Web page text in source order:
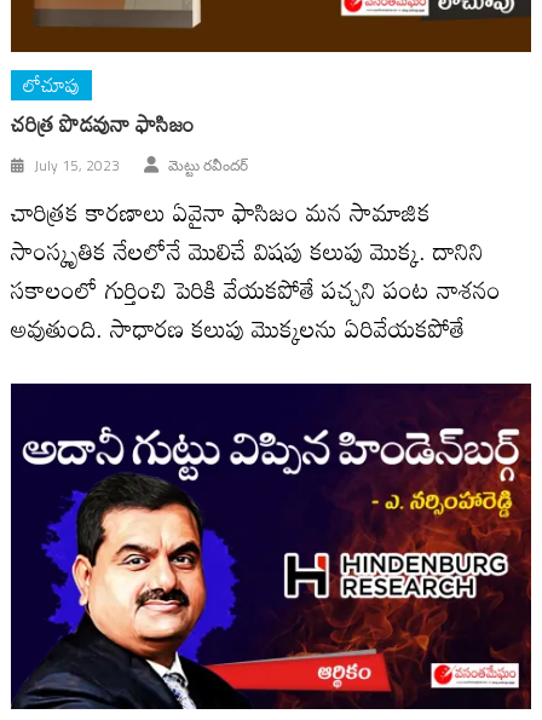
లోచూపు
చరిత్ర పొడవునా ఫాసిజం
July 15, 2023 మెట్టు రవీందర్
చారిత్రక కారణాలు ఏవైనా ఫాసిజం మన సామాజిక
సాంస్కృతిక నేలలోనే మొలిచే విషపు కలుపు మొక్క. దానిని
సకాలంలో గుర్తించి పెరికి వేయకపోతే పచ్చని పంట నాశనం
అవుతుంది. సాధారణ కలుపు మొక్కలను ఏరివేయకపోతే